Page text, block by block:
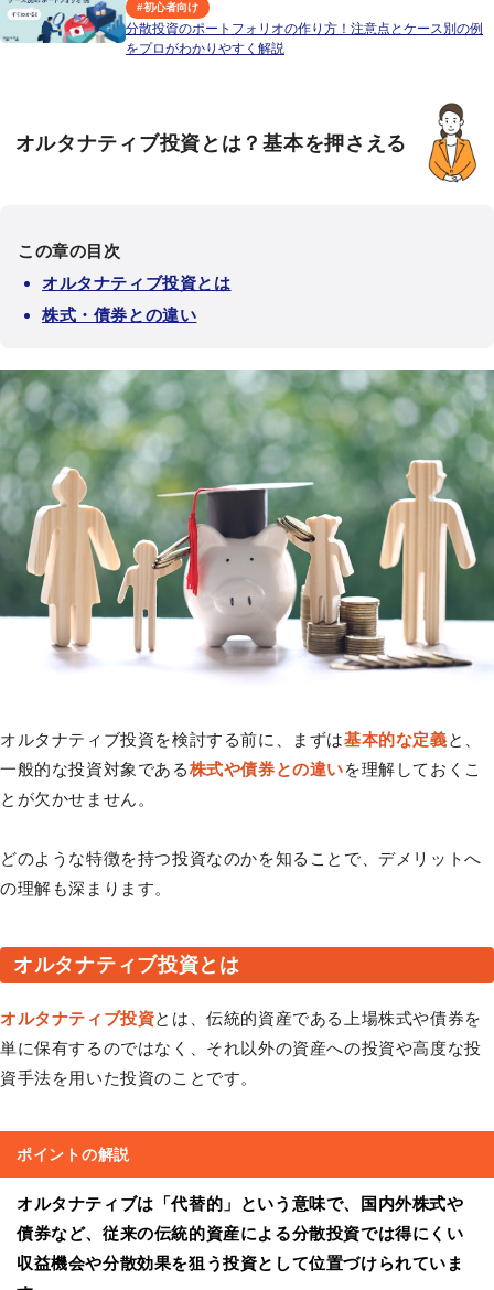
#初心者向け
分散投資のポートフォリオの作り方！注意点とケース別の例
をプロがわかりやすく解説
オルタナティブ投資とは？基本を押さえる
この章の目次
オルタナティブ投資とは
株式・債券との違い
オルタナティブ投資を検討する前に、まずは基本的な定義と、
一般的な投資対象である株式や債券との違いを理解しておくこ
とが欠かせません。
どのような特徴を持つ投資なのかを知ることで、デメリットへ
の理解も深まります。
オルタナティブ投資とは
オルタナティブ投資とは、伝統的資産である上場株式や債券を
単に保有するのではなく、それ以外の資産への投資や高度な投
資手法を用いた投資のことです。
ポイントの解説
オルタナティブは「代替的」という意味で、国内外株式や
債券など、従来の伝統的資産による分散投資では得にくい
収益機会や分散効果を狙う投資として位置づけられていま